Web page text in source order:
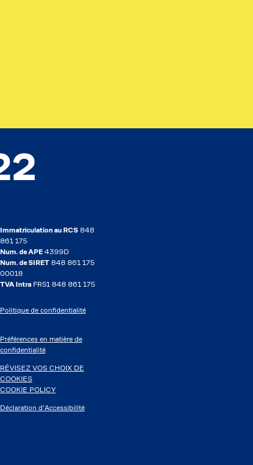
Immatriculation au RCS848
861 175
Num. de APE4399D
Num. de SIRET848 861 175
00018
TVA IntraFR51 848 861 175
Politique de confidentialité
Préférences en matière de
confidentialité
RÉVISEZ VOS CHOIX DE
COOKIES
COOKIE POLICY
Déclaration d’Accessibilité